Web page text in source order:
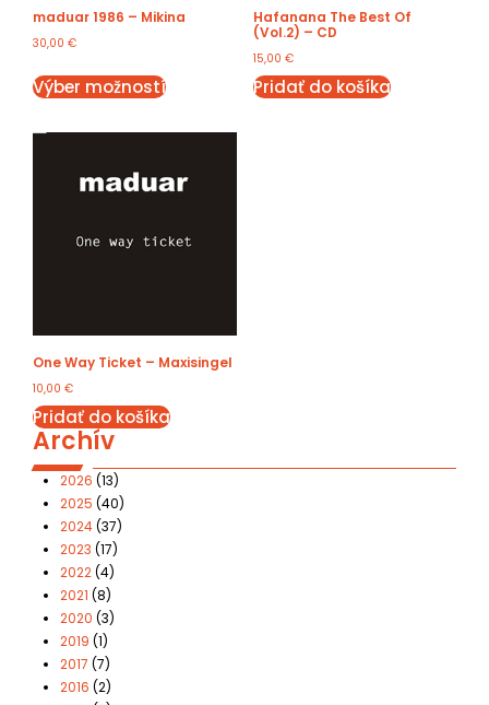
maduar 1986 – Mikina
30,00 €
Výber možností
Hafanana The Best Of
(Vol.2) – CD
15,00 €
Pridať do košíka
One Way Ticket – Maxisingel
10,00 €
Pridať do košíka
Archív
2026 (13)
2025 (40)
2024(37)
2023 (17)
2022(4)
2021 (8)
2020 (3)
2019 (1)
2017 (7)
2016 (2)